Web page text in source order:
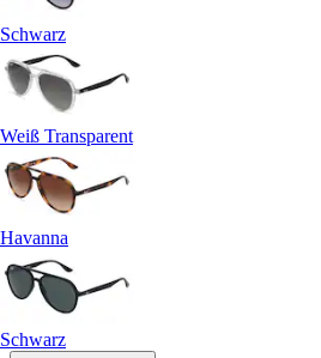
Schwarz
Weiß Transparent
Havanna
Schwarz